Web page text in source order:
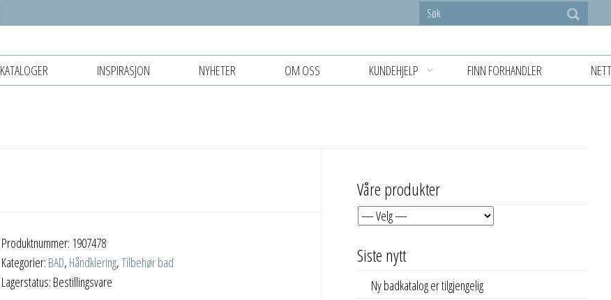
KATALOGER INSPIRASJON NYHETER OM OSS KUNDEHJELP FINN FORHANDLER
Produktnummer: 1907478
Kategorier: BAD, Håndklering,Tilbehør bad
Lagerstatus: Bestillingsvare
Våre produkter
Siste nytt
Ny badkatalog er tilgjengelig